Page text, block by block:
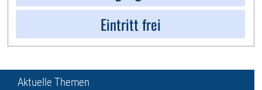
Eintritt frei
Aktuelle Themen